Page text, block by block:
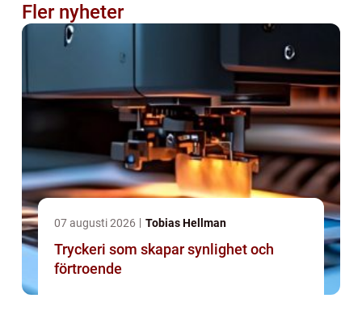
Fler nyheter
07 augusti 2026 Tobias Hellman
Tryckeri som skapar synlighet och
förtroende